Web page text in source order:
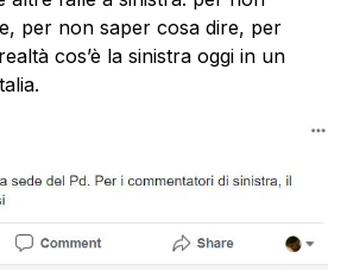
per non saper cosa dire, per
cos’è la sinistra oggi in un